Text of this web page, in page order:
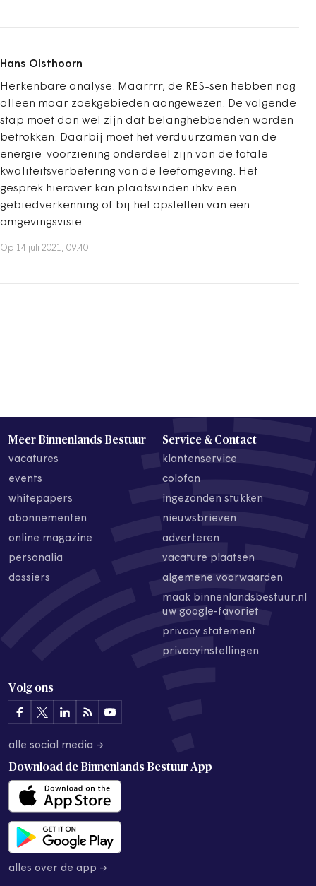
Hans Olsthoorn
Herkenbare analyse. Maarrrr, de RES-sen hebben nog
alleen maar zoekgebieden aangewezen. De volgende
stap moet dan wel zijn dat belanghebbenden worden
betrokken. Daarbij moet het verduurzamen van de
energie-voorziening onderdeel zijn van de totale
kwaliteitsverbetering van de leefomgeving. Het
gesprek hierover kan plaatsvinden ihkv een
gebiedverkenning of bij het opstellen van een
omgevingsvisie
Op 14 juli 2021, 09:40
Meer Binnenlands Bestuur
vacatures
events
whitepapers
abonnementen
online magazine
personalia
dossiers
Service & Contact
klantenservice
colofon
ingezonden stukken
nieuwsbrieven
adverteren
vacature plaatsen
algemene voorwaarden
maak binnenlandsbestuur.nl
uw google-favoriet
privacy statement
privacyinstellingen
Volg ons
alle social media →
Download de Binnenlands Bestuur App
alles over de app →